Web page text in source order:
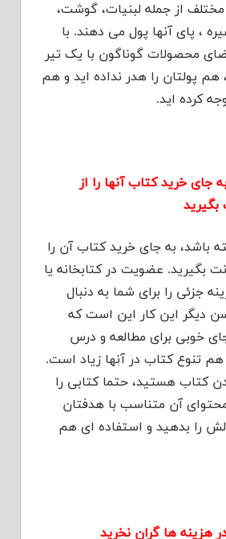
از جمله لبنیات، گوشت،
، پای آنها پول می دهند. با
محصولات گوناگون با یک تیر
هم پولتان را هدر نداده اید و هم
کرده اید.
جای خرید کتاب آنها را از
بگیرید
باشد، به جای خرید کتاب آن را
بگیرید. عضویت در کتابخانه یا
جزئی را برای شما به دنبال
دیگر این کار این است که
خوبی برای مطالعه و درس
تنوع کتاب در آنها زیاد است.
کتاب هستید، حتما کتابی را
آن متناسب با هدفتان
را بدهید و استفاده ای هم
هزینه ها گران نخرید